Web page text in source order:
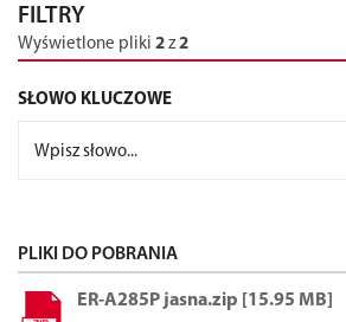
FILTRY
Wyświetlone pliki 2 z2
SŁOWO KLUCZOWE
PLIKI DO POBRANIA
ER-A285P jasna.zip [15.95 MB]